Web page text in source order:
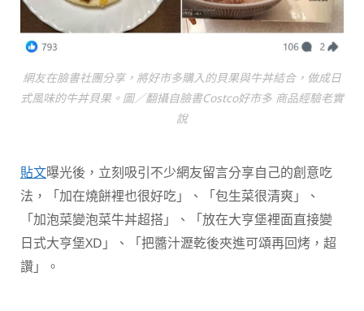
網友在臉書社團分享，將好市多購入的貝果與牛丼結合，做成日
式風味的牛丼貝果。圖／翻攝自臉書Costco好市多 商品經驗老實
說
貼文曝光後，立刻吸引不少網友留言分享自己的創意吃
法，「加在燒餅裡也很好吃」、「包生菜很清爽」、
「加泡菜變泡菜牛丼超搭」、「放在大亨堡裡面直接變
日式大亨堡XD」、「把醬汁瀝乾後夾進可頌再回烤，超
讚」。